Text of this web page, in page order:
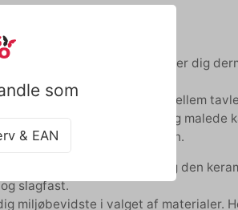
som
& EAN
mm
kan kobles sammen, og giver dig
montering med kun 1 mm mellem
stilren tavle med fasede og malede
når det hænger på væggen.
absolut højeste kvalitet. Og den
slagfast.
miljøbevidste i valget af materialer.